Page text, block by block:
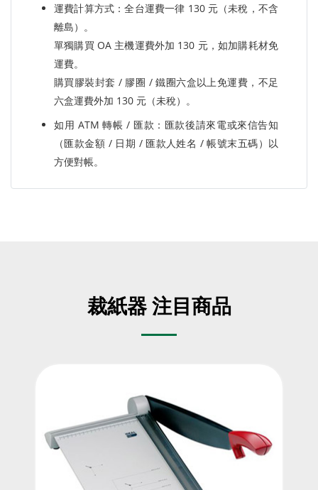
運費計算方式：全台運費一律 130 元（未稅，不含
離島）。
單獨購買 OA 主機運費外加 130 元，如加購耗材免
運費。
購買膠裝封套 / 膠圈 / 鐵圈六盒以上免運費，不足
六盒運費外加 130 元（未稅）。
如用 ATM 轉帳 / 匯款：匯款後請來電或來信告知
（匯款金額 / 日期 / 匯款人姓名 / 帳號末五碼）以
方便對帳。
裁紙器 注目商品